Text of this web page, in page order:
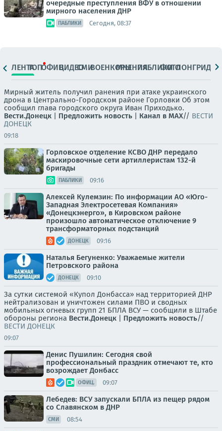
очередные преступления ВФУ в отношении
мирного населения ДНР
ПАБЛИКИ Сегодня, 08:37
ЛЕНТАТОПОФИЦ.ВИДЕОСМИВОЕНКОРЫМНЕНИЯПАБЛИКИ
ФОТОЛОНГРИДЫ
Мирный житель получил ранения при атаке украинского
дрона в Центрально-Городском районе Горловки Об этом
сообщил глава городского округа Иван Приходько.
Вести.Донецк | Предложить новость | Канал в MAX// ВЕСТИ
ДОНЕЦК
09:18
Горловское отделение КСВО ДНР передало
маскировочные сети артиллеристам 132-й
бригады
ПАБЛИКИ 09:16
Алексей Кулемзин: По информации АО «Юго-
Западная Электросетевая Компания»
«Донецкэнерго», в Кировском районе
произошло автоматическое отключение 9
трансформаторных подстанций
ДОНЕЦК 09:16
Наталья Бегуненко: Уважаемые жители
Петровского района
ДОНЕЦК 09:10
За сутки системой «Купол Донбасса» над территорией ДНР
нейтрализован и уничтожен силами ПВО и сводных
мобильных огневых групп 21 БПЛА ВСУ — сообщили в Штабе
обороны региона Вести.Донецк | Предложить новость//
ВЕСТИ ДОНЕЦК
09:07
Денис Пушилин: Сегодня свой
профессиональный праздник отмечают те, кто
возрождает Донбасс
ОФИЦ. 09:07
Лебедев: ВСУ запускали БПЛА из пещер рядом
со Славянском в ДНР
СМИ 08:54